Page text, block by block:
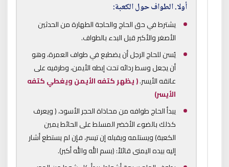
أولا.الطواف حول الكعبة:
يشترط في حق الحاج والحاجة الطهارة من الحدثين
الأصغر والأكبر قبل البدء بالطواف.
يُسن للحاج الرجل أن يضطبع في طواف العمرة، وهو
أن يجعل وسط ردائه تحت إبطه الأيمن، وطرفيه على
عاتقه الأيسر.( يظهر كتفه الأيمن ويغطي كتفه
الأيسر)
يبدأ الحاج طوافه من محاذاة الحجر الأسود، ( ويعرف
كذلك بالضوء الأخضر المسلط على الحائط يمين
الكعبة) ويستلمه ويقبله إن تيسر، فإن لم يستطع أشار
إليه بيده اليمنى قائلاً: (بسم الله والله أكبر).